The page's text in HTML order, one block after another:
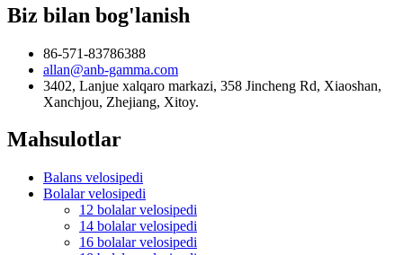
Biz bilan bog'lanish
86-571-83786388
allan@anb-gamma.com
3402, Lanjue xalqaro markazi, 358 Jincheng Rd, Xiaoshan,
Xanchjou, Zhejiang, Xitoy.
Mahsulotlar
Balans velosipedi
Bolalar velosipedi
12 bolalar velosipedi
14 bolalar velosipedi
16 bolalar velosipedi